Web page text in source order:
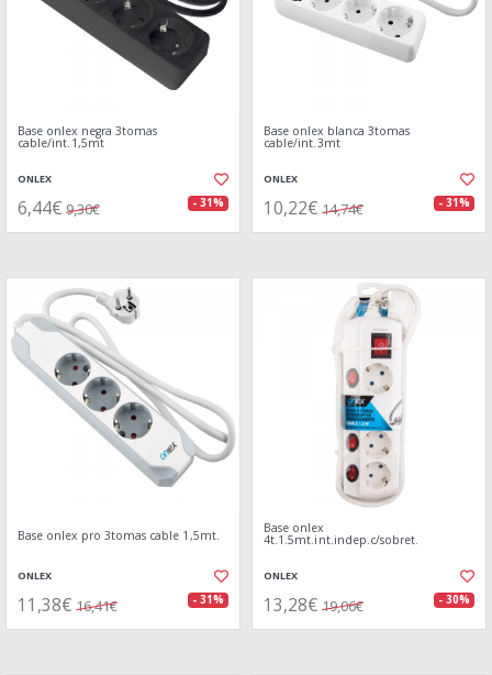
Base onlex negra 3tomas
cable/int.1,5mt
ONLEX
6,44€ 9,30€ - 31%
Base onlex blanca 3tomas
cable/int.3mt
ONLEX
10,22€ 14,74€ - 31%
Base onlex pro 3tomas cable 1,5mt.
ONLEX
11,38€ 16,41€ - 31%
Base onlex
4t.1.5mt.int.indep.c/sobret.
ONLEX
13,28€ 19,06€ - 30%